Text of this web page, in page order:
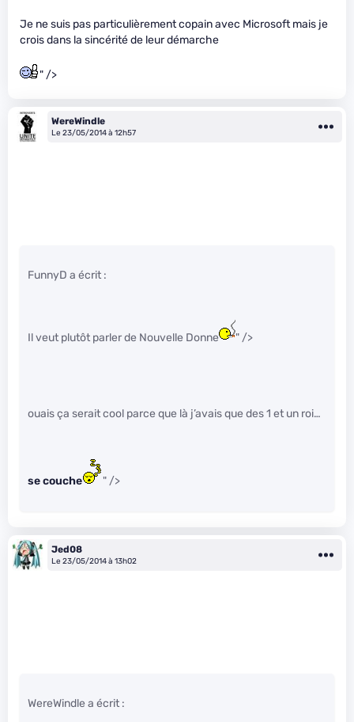
Je ne suis pas particulièrement copain avec Microsoft mais je
crois dans la sincérité de leur démarche
" />
WereWindle
Le 23/05/2014 à 12h57
FunnyD a écrit :
Il veut plutôt parler de Nouvelle Donne " />
ouais ça serait cool parce que là j’avais que des 1 et un roi…
se couche " />
Jed08
Le 23/05/2014 à 13h02
WereWindle a écrit :